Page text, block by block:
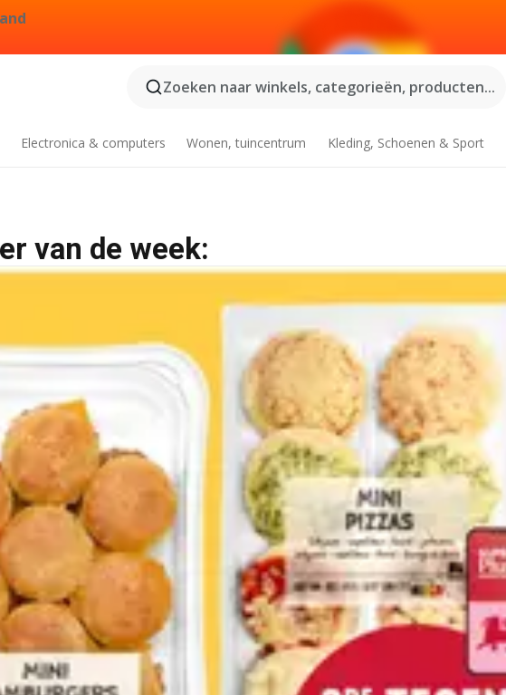
Zoeken naar winkels, categorieën, producten...
Electronica & computers Wonen, tuincentrum Kleding, Schoenen & Sport
van de week: